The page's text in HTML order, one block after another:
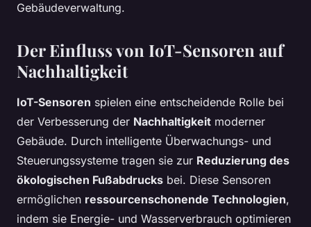
Gebäudeverwaltung.
Der Einfluss von IoT-Sensoren auf
Nachhaltigkeit
IoT-Sensoren spielen eine entscheidende Rolle bei
der Verbesserung der Nachhaltigkeit moderner
Gebäude. Durch intelligente Überwachungs- und
Steuerungssysteme tragen sie zur Reduzierung des
ökologischen Fußabdrucks bei. Diese Sensoren
ermöglichen ressourcenschonende Technologien,
indem sie Energie- und Wasserverbrauch optimieren